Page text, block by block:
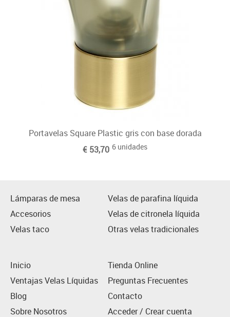
Portavelas Square Plastic gris con base dorada
€ 53,70 6 unidades
Lámparas de mesa
Velas de parafina líquida
Accesorios
Velas de citronela líquida
Velas taco
Otras velas tradicionales
Inicio
Tienda Online
Ventajas Velas Líquidas
Preguntas Frecuentes
Blog
Contacto
Sobre Nosotros
Acceder / Crear cuenta